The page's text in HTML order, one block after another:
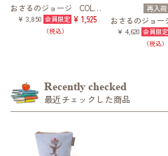
おさるのジョージ COLOR×COLOR トートバッグ
¥ 3,850 ¥ 1,925
（税込）
再入荷
¥ 4,620
（税込）
Recently checked
最近チェックした商品